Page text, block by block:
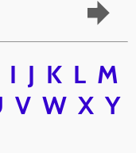
I J K L M
V W X Y